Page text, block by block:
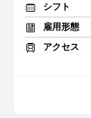
シフト
雇用形態
アクセス